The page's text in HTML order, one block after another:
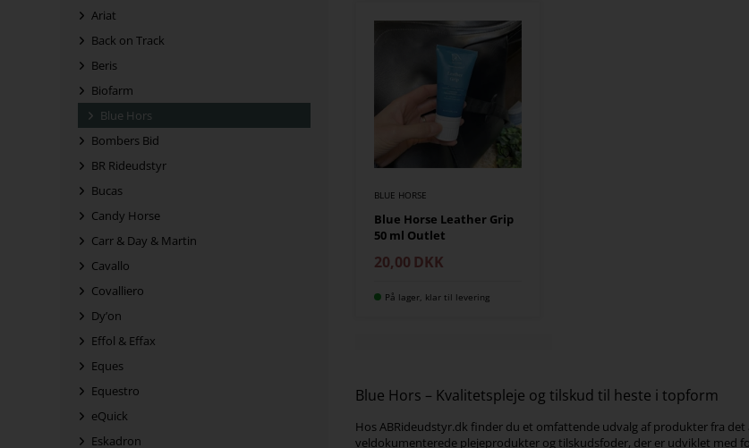
Ariat
Back on Track
Beris
Biofarm
Blue Hors
Bombers Bid
BR Rideudstyr
Bucas
Candy Horse
Carr & Day & Martin
Cavallo
Covalliero
Dy’on
Effol & Effax
Eques
Equestro
eQuick
Eskadron
BLUE HORSE
Blue Horse Leather Grip
50 ml Outlet
20,00 DKK
På lager, klar til levering
Blue Hors – Kvalitetspleje og tilskud til heste i topform
Hos ABRideudstyr.dk finder du et omfattende udvalg af produkter fra
veldokumenterede plejeprodukter og tilskudsfoder, der er udviklet med